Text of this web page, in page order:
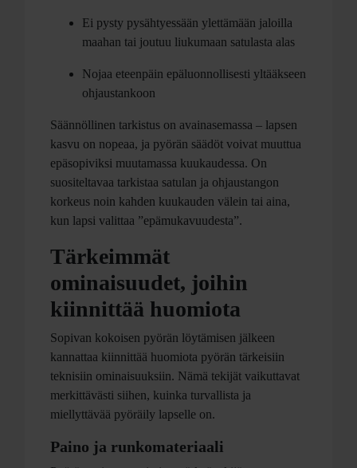
Ei pysty pysähtyessään ylettämään jaloilla
maahan tai joutuu liukumaan satulasta alas
Nojaa eteenpäin epäluonnollisesti yltääkseen
ohjaustankoon
Säännöllinen tarkistus on avainasemassa – lapsen
kasvu on nopeaa, ja pyörän säädöt voivat muuttua
epäsopiviksi muutamassa kuukaudessa. On
suositeltavaa tarkistaa satulan ja ohjaustangon
korkeus noin kahden kuukauden välein tai aina,
kun lapsi valittaa ”epämukavuudesta”.
Tärkeimmät
ominaisuudet, joihin
kiinnittää huomiota
Sopivan kokoisen pyörän löytämisen jälkeen
kannattaa kiinnittää huomiota pyörän tärkeisiin
teknisiin ominaisuuksiin. Nämä tekijät vaikuttavat
merkittävästi siihen, kuinka turvallista ja
miellyttävää pyöräily lapselle on.
Paino ja runkomateriaali